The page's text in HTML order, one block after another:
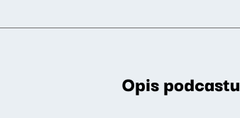
Opis podcastu